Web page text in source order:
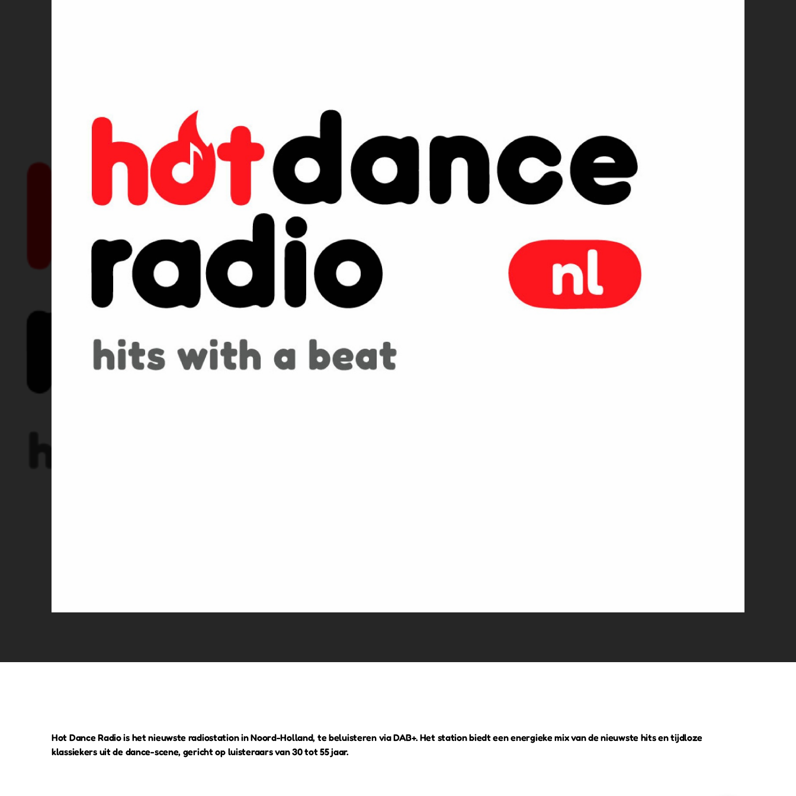
Hot Dance Radio is het nieuwste radiostation in Noord-Holland, te beluisteren via DAB+. Het station biedt een energieke mix van de nieuwste hits en tijdloze
klassiekers uit de dance-scene, gericht op luisteraars van 30 tot 55 jaar.